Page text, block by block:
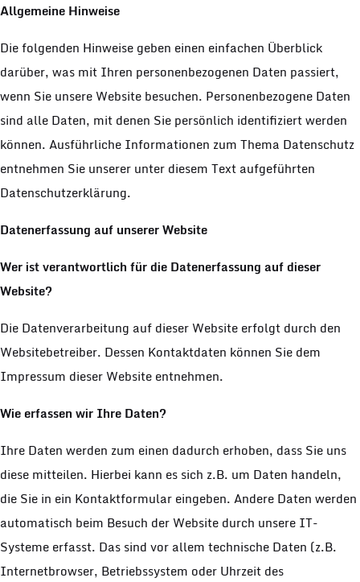
Allgemeine Hinweise
Die folgenden Hinweise geben einen einfachen Überblick
darüber, was mit Ihren personenbezogenen Daten passiert,
wenn Sie unsere Website besuchen. Personenbezogene Daten
sind alle Daten, mit denen Sie persönlich identifiziert werden
können. Ausführliche Informationen zum Thema Datenschutz
entnehmen Sie unserer unter diesem Text aufgeführten
Datenschutzerklärung.
Datenerfassung auf unserer Website
Wer ist verantwortlich für die Datenerfassung auf dieser
Website?
Die Datenverarbeitung auf dieser Website erfolgt durch den
Websitebetreiber. Dessen Kontaktdaten können Sie dem
Impressum dieser Website entnehmen.
Wie erfassen wir Ihre Daten?
Ihre Daten werden zum einen dadurch erhoben, dass Sie uns
diese mitteilen. Hierbei kann es sich z.B. um Daten handeln,
die Sie in ein Kontaktformular eingeben. Andere Daten werden
automatisch beim Besuch der Website durch unsere IT-
Systeme erfasst. Das sind vor allem technische Daten (z.B.
Internetbrowser, Betriebssystem oder Uhrzeit des